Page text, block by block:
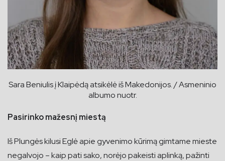
Sara Beniulis į Klaipėdą atsikėlė iš Makedonijos. / Asmeninio
albumo nuotr.
Pasirinko mažesnį miestą
Iš Plungės kilusi Eglė apie gyvenimo kūrimą gimtame mieste
negalvojo – kaip pati sako, norėjo pakeisti aplinką, pažinti